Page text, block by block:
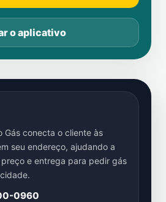
o aplicativo
Gás conecta o cliente às
seu endereço, ajudando a
e entrega para pedir gás
0960